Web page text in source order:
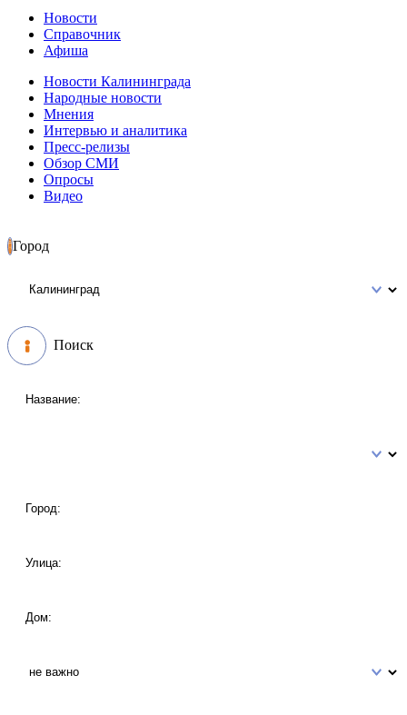
Новости
Справочник
Афиша
Новости Калининграда
Народные новости
Мнения
Интервью и аналитика
Пресс-релизы
Обзор СМИ
Опросы
Видео
Город
Поиск